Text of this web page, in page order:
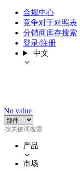
合规中心
竞争对手对照表
分销商库存搜索
登录/注册
中文
No value
产品
市场